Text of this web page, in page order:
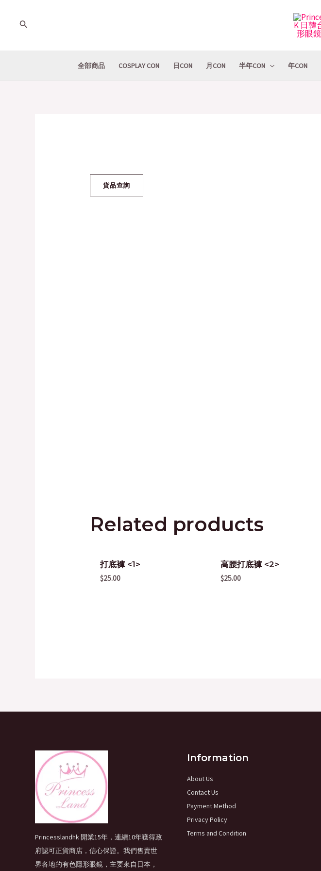
Search
全部商品 COSPLAY CON 日CON 月CON 半年CON 年CON
Related products
打底褲 <1>
$25.00
高腰打底褲 <2>
$25.00
Princesslandhk 開業15年，連續10年獲得政
府認可正貨商店，信心保證。我們售賣世
界各地的有色隱形眼鏡，主要來自日本，
Information
About Us
Contact Us
Payment Method
Privacy Policy
Terms and Condition